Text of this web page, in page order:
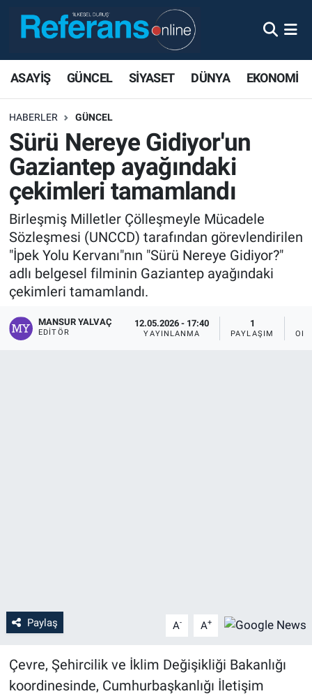
ASAYİŞ GÜNCEL SİYASET DÜNYA EKONOMİ
HABERLER GÜNCEL
Sürü Nereye Gidiyor'un
Gaziantep ayağındaki
çekimleri tamamlandı
Birleşmiş Milletler Çölleşmeyle Mücadele
Sözleşmesi (UNCCD) tarafından görevlendirilen
"İpek Yolu Kervanı"nın "Sürü Nereye Gidiyor?"
adlı belgesel filminin Gaziantep ayağındaki
çekimleri tamamlandı.
MANSUR YALVAÇ
EDITÖR
12.05.2026 - 17:40
YAYINLANMA
1
PAYLAŞIM
Paylaş A- A+
Çevre, Şehircilik ve İklim Değişikliği Bakanlığı
koordinesinde, Cumhurbaşkanlığı İletişim